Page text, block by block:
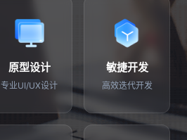
原型设计
专业UI/UX设计
敏捷开发
高效迭代开发